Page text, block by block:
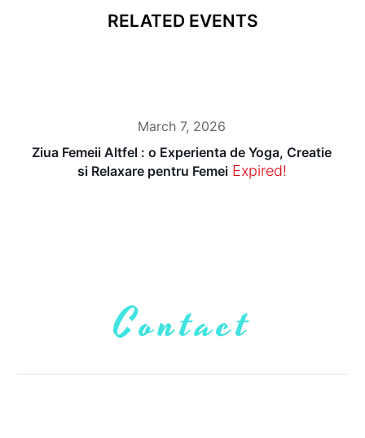
RELATED EVENTS
March 7, 2026
Ziua Femeii Altfel : o Experienta de Yoga, Creatie
si Relaxare pentru Femei Expired!
Contact